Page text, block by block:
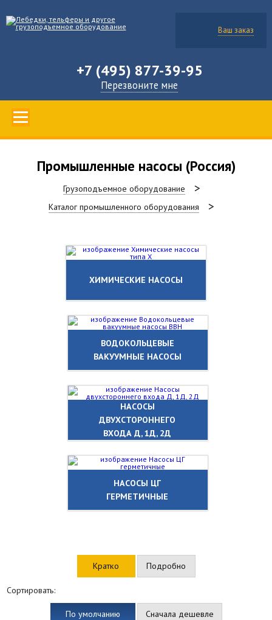
Ваш заказ
+7 (495) 877-39-95
Перезвоните мне
Промышленные насосы (Россия)
Грузоподъемное оборудование
Каталог промышленного оборудования
ХИМИЧЕСКИЕ НАСОСЫ
ВОДОКОЛЬЦЕВЫЕ
ВАКУУМНЫЕ НАСОСЫ
НАСОСЫ
ДВУХСТОРОННЕГО
ВХОДА Д, 1Д, 2Д
НАСОСЫ ЦГ
ГЕРМЕТИЧНЫЕ
Кратко Подробно
Сортировать:
По умолчанию Сначала дешевле